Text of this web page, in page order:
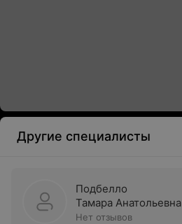
Другие специалисты
Подбелло
Тамара Анатольевна
Нет отзывов